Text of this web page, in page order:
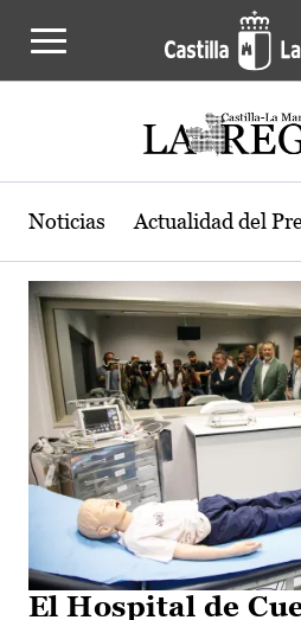
Actualidad de la
Noticias Actualidad del
El Hospital de